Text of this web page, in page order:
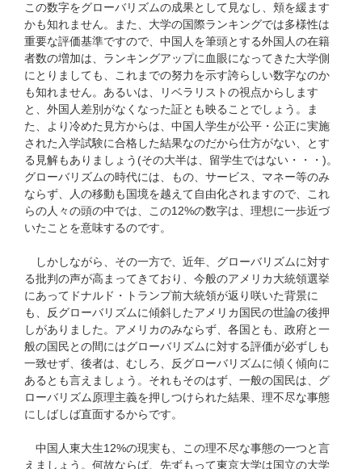
この数字をグローバリズムの成果として見なし、頬を緩ます
かも知れません。また、大学の国際ランキングでは多様性は
重要な評価基準ですので、中国人を筆頭とする外国人の在籍
者数の増加は、ランキングアップに血眼になってきた大学側
にとりましても、これまでの努力を示す誇らしい数字なのか
も知れません。あるいは、リベラリストの視点からします
と、外国人差別がなくなった証とも映ることでしょう。ま
た、より冷めた見方からは、中国人学生が公平・公正に実施
された入学試験に合格した結果なのだから仕方がない、とす
る見解もありましょう(その大半は、留学生ではない・・・)。
グローバリズムの時代には、もの、サービス、マネー等のみ
ならず、人の移動も国境を越えて自由化されますので、これ
らの人々の頭の中では、この12%の数字は、理想に一歩近づ
いたことを意味するのです。
しかしながら、その一方で、近年、グローバリズムに対す
る批判の声が高まってきており、今般のアメリカ大統領選挙
にあってドナルド・トランプ前大統領が返り咲いた背景に
も、反グローバリズムに傾斜したアメリカ国民の世論の後押
しがありました。アメリカのみならず、各国とも、政府と一
般の国民との間にはグローバリズムに対する評価が必ずしも
一致せず、後者は、むしろ、反グローバリズムに傾く傾向に
あるとも言えましょう。それもそのはず、一般の国民は、グ
ローバリズム原理主義を押しつけられた結果、理不尽な事態
にしばしば直面するからです。
中国人東大生12%の現実も、この理不尽な事態の一つと言
えましょう。何故ならば、先ずもって東京大学は国立の大学